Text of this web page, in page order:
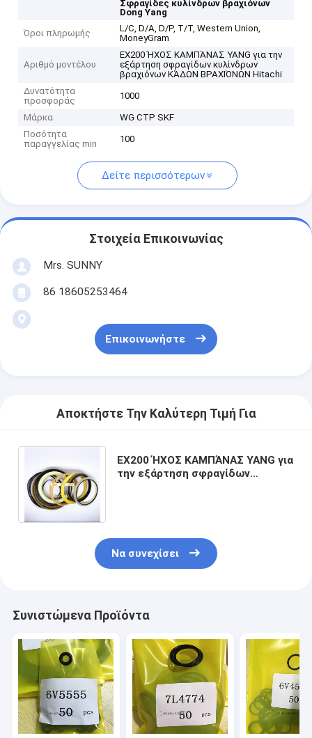
Σφραγίδες κυλίνδρων βραχιόνων
Dong Yang
Όροι πληρωμής
L/C, D/A, D/P, T/T, Western Union,
MoneyGram
Αριθμό μοντέλου
EX200 ΉΧΟΣ ΚΑΜΠΆΝΑΣ YANG για την
εξάρτηση σφραγίδων κυλίνδρων
βραχιόνων ΚΆΔΩΝ ΒΡΑΧΙΌΝΩΝ Hitachi
Δυνατότητα
προσφοράς
1000
Μάρκα
WG CTP SKF
Ποσότητα
παραγγελίας min
100
Δείτε περισσότερων
Στοιχεία Επικοινωνίας
Mrs. SUNNY
86 18605253464
Επικοινωνήστε
Αποκτήστε Την Καλύτερη Τιμή Για
EX200 ΉΧΟΣ ΚΑΜΠΆΝΑΣ YANG για
την εξάρτηση σφραγίδων
Να συνεχίσει
Συνιστώμενα Προϊόντα